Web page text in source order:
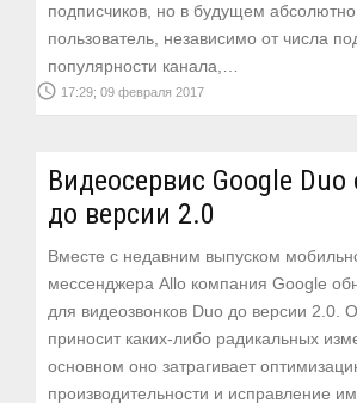
подписчиков, но в будущем
пользователь, независимо от числа
популярности канала,…
access_time 17:29; 09 февраля 2017
Видеосервис Google Duo
до версии 2.0
Вместе с недавним выпуском
мессенджера Allo компания Google
для видеозвонков Duo до версии 2.0.
приносит каких-либо радикальных
основном оно затрагивает
производительности и исправление